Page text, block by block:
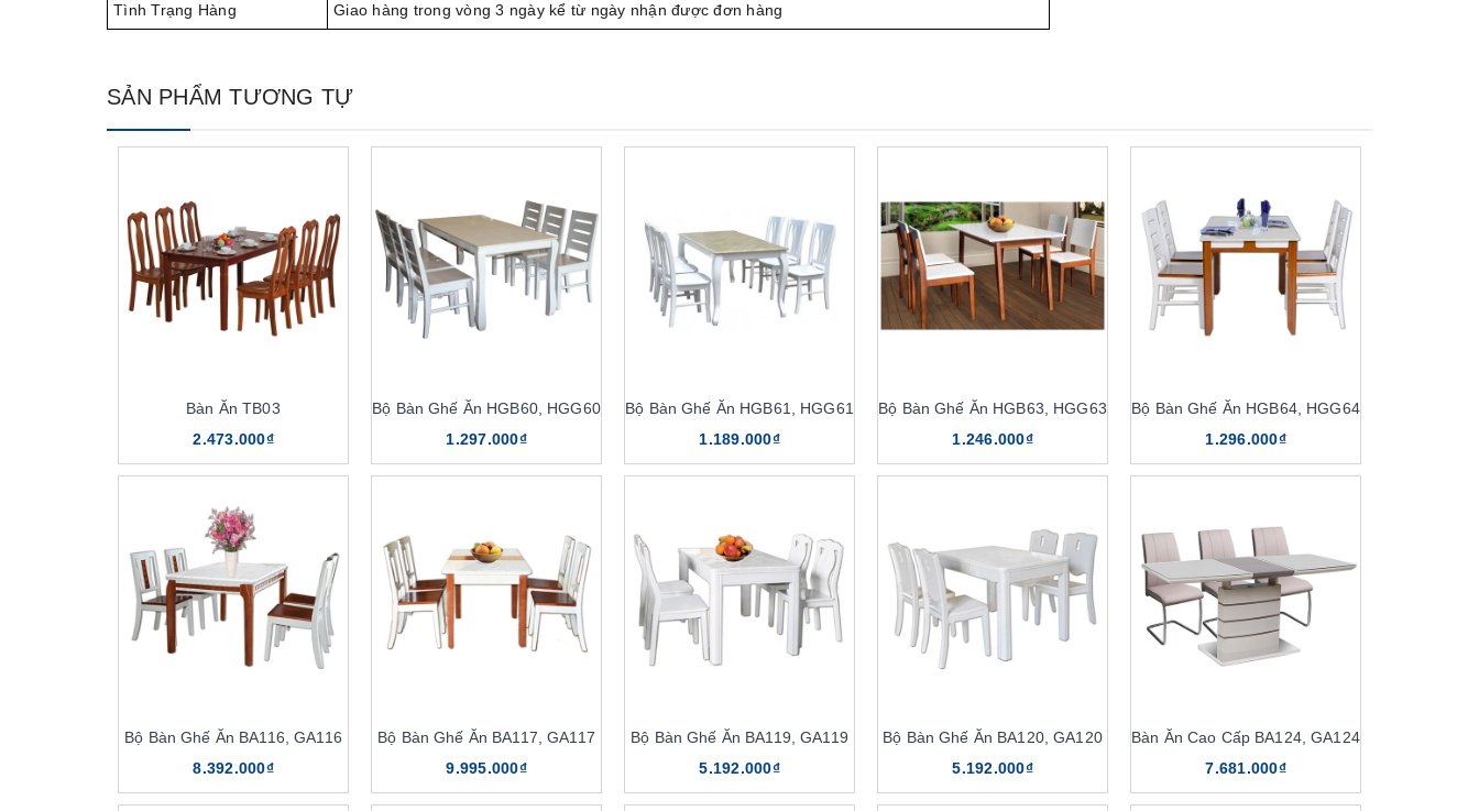
Tình Trạng Hàng Giao hàng trong vòng 3 ngày kể từ ngày nhận được đơn hàng
SẢN PHẨM TƯƠNG TỰ
Bàn Ăn TB03
2.473.000₫
Bộ Bàn Ghế Ăn HGB60, HGG60
1.297.000₫
Bộ Bàn Ghế Ăn HGB61, HGG61
1.189.000₫
Bộ Bàn Ghế Ăn HGB63, HGG63
1.246.000₫
Bộ Bàn Ghế Ăn HGB64, HGG64
1.296.000₫
Bộ Bàn Ghế Ăn BA116, GA116
8.392.000₫
Bộ Bàn Ghế Ăn BA117, GA117
9.995.000₫
Bộ Bàn Ghế Ăn BA119, GA119
5.192.000₫
Bộ Bàn Ghế Ăn BA120, GA120
5.192.000₫
Bàn Ăn Cao Cấp BA124, GA124
7.681.000₫